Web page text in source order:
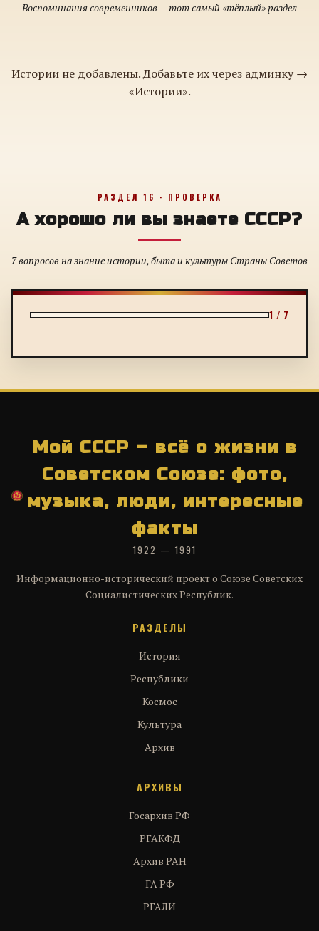
Воспоминания современников — тот самый «тёплый» раздел
Истории не добавлены. Добавьте их через админку →
«Истории».
РАЗДЕЛ 16 · ПРОВЕРКА
А хорошо ли вы знаете СССР?
7 вопросов на знание истории, быта и культуры Страны Советов
1 / 7
Мой СССР – всё о жизни в
Советском Союзе: фото,
музыка, люди, интересные
факты
1922 — 1991
Информационно-исторический проект о Союзе Советских
Социалистических Республик.
РАЗДЕЛЫ
История
Республики
Космос
Культура
Архив
АРХИВЫ
Госархив РФ
РГАКФД
Архив РАН
ГА РФ
РГАЛИ